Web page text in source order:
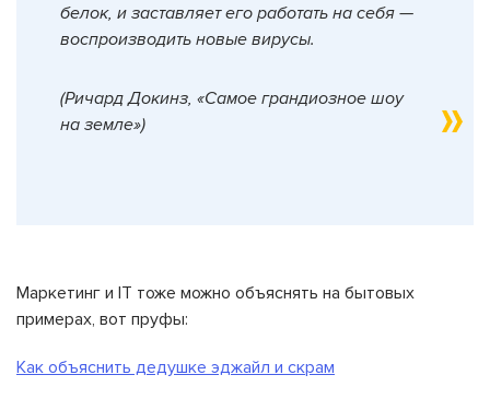
белок, и заставляет его работать на себя —
воспроизводить новые вирусы.
(Ричард Докинз, «Самое грандиозное шоу
на земле»)
Маркетинг и IT тоже можно объяснять на бытовых
примерах, вот пруфы:
Как объяснить дедушке эджайл и скрам